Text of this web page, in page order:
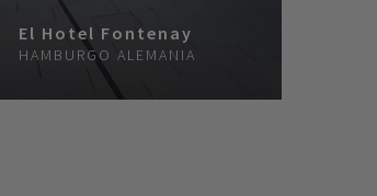
El Hotel Fontenay
HAMBURGO ALEMANIA